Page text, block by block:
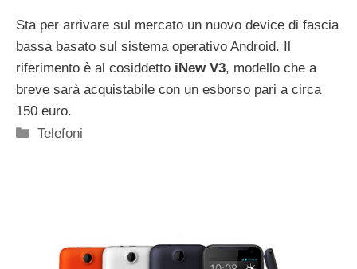
Sta per arrivare sul mercato un nuovo device di fascia
bassa basato sul sistema operativo Android. Il
riferimento è al cosiddetto iNew V3, modello che a
breve sarà acquistabile con un esborso pari a circa
150 euro.
Categorie
Telefoni